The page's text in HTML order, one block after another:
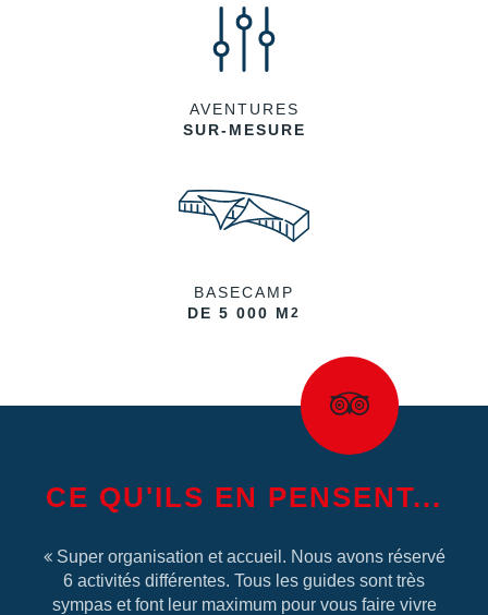
AVENTURES
SUR-MESURE
BASECAMP
DE 5 000 M 2
CE QU'ILS EN PENSENT...
Super organisation et accueil. Nous avons réservé
6 activités différentes. Tous les guides sont très
sympas et font leur maximum pour vous faire vivre